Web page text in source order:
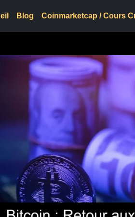
Blog Coinmarketcap / Cours